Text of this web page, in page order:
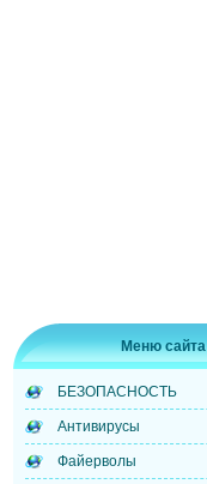
Меню сайта
БЕЗОПАСНОСТЬ
Антивирусы
Файерволы